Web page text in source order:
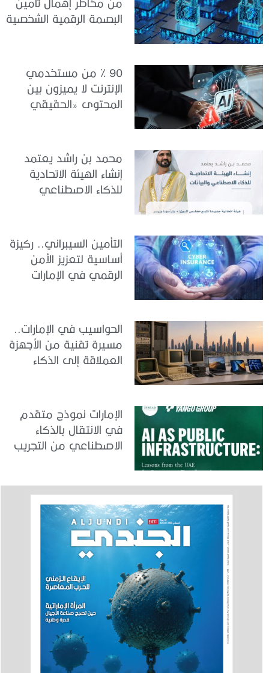
من مخاطر إهمال تأمين
البصمة الرقمية الشخصية
90 % من مستخدمي
الإنترنت لا يميزون بين
المحتوى «الحقيقي
محمد بن راشد يعتمد
إنشاء الهيئة الاتحادية
للذكاء الاصطناعي
التأمين السيبراني.. ركيزة
أساسية لتعزيز الأمن
الرقمي في الإمارات
الحواسيب في الإمارات..
مسيرة تقنية من الأجهزة
العملاقة إلى الذكاء
الإمارات نموذج متقدم
في الانتقال بالذكاء
الاصطناعي من التجريب